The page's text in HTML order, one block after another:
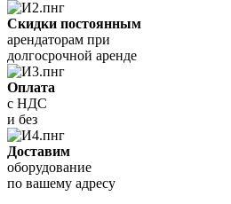
Скидки постоянным
арендаторам при
долгосрочной аренде
Оплата
с НДС
и без
Доставим
оборудование
по вашему адресу